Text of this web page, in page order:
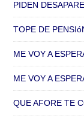
PIDEN
TOPE DE
ME VOY A
ME VOY A
QUE AFORE TE